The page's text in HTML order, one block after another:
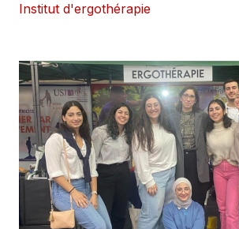
Institut d'ergothérapie